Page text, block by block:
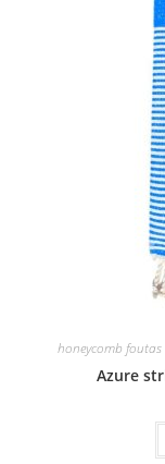
honeycomb foutas
Azure